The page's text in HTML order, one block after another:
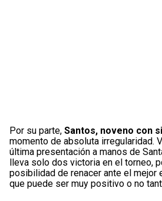
Por su parte, Santos, noveno con
momento de absoluta irregularidad.
última presentación a manos de
lleva solo dos victoria en el torneo,
posibilidad de renacer ante el mejor
que puede ser muy positivo o no